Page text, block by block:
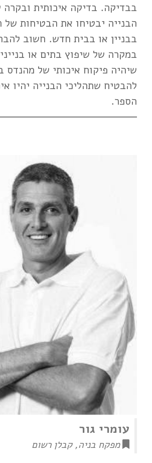
בבדיקה. בדיקה איכותית ובקרה
הבנייה יבטיחו את הבטיחות של
בבניין או בבית חדש. חשוב
במקרה של שיפוץ בתים או
שיהיה פיקוח איכותי של מהנדס
להבטיח שתהליכי הבנייה יהיו
הספר.
עומרי גור
מפקח בניה, קבלן רשום